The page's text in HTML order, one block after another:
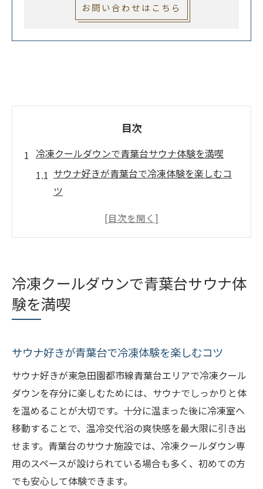
お問い合わせはこちら
目次
冷凍クールダウンで青葉台サウナ体験を満喫
サウナ好きが青葉台で冷凍体験を楽しむコ
ツ
冷凍クールダウンの流れとサウナ利用のポ
サウナ初心者も安心できる冷凍クールダウ
ンの魅力
験
サウナの新しい楽しみ方と冷凍クールダウ
ンの関係
駅近サウナで冷凍クールダウンを体感する
方法
サウナに通うなら冷凍体験もチェックしよ
冷凍クールダウンで青葉台サウナ体
験を満喫
サウナ好きが青葉台で冷凍体験を楽しむコツ
サウナ好きが東急田園都市線青葉台エリアで冷凍クール
ダウンを存分に楽しむためには、サウナでしっかりと体
を温めることが大切です。十分に温まった後に冷凍室へ
移動することで、温冷交代浴の爽快感を最大限に引き出
せます。青葉台のサウナ施設では、冷凍クールダウン専
用のスペースが設けられている場合も多く、初めての方
でも安心して体験できます。